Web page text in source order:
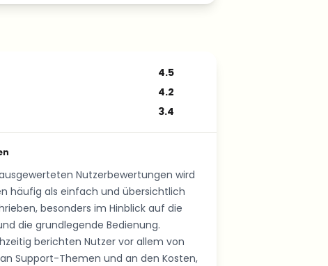
4.5
4.2
3.4
Nutzerbewertungen wird
häufig als einfach und übersichtlich
besonders im Hinblick auf die
die grundlegende Bedienung.
berichten Nutzer vor allem von
Support-Themen und an den Kosten,